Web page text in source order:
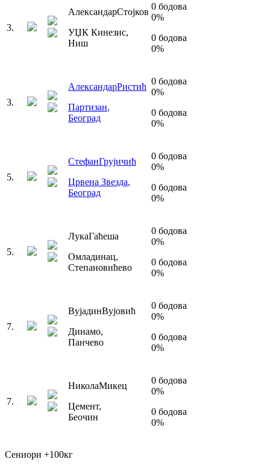
3.
АлександарСтојков
УЏК Кинезис,
Ниш
0 бодова
0%
0 бодова
0%
3.
АлександарРистић
Партизан,
Београд
0 бодова
0%
0 бодова
0%
5.
СтефанГрујичић
Црвена Звезда,
Београд
0 бодова
0%
0 бодова
0%
5.
ЛукаГаћеша
Омладинац,
Степановићево
0 бодова
0%
0 бодова
0%
7.
ВујадинВујовић
Динамо,
Панчево
0 бодова
0%
0 бодова
0%
7.
НиколаМикец
Цемент,
Беочин
0 бодова
0%
0 бодова
0%
Сениори +100кг